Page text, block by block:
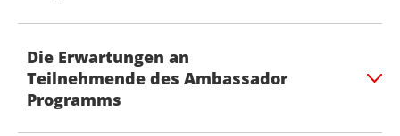
Die Erwartungen an
Teilnehmende des Ambassador
Programms